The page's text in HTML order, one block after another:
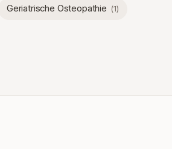
Geriatrische Osteopathie (1)